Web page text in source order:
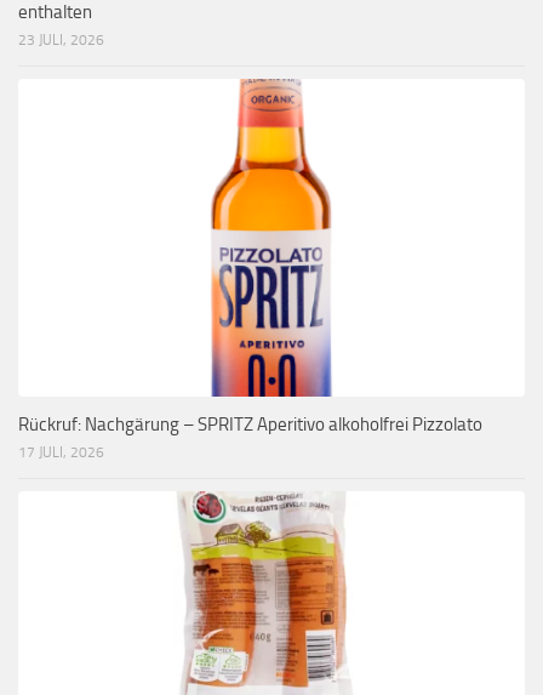
enthalten
23 JULI, 2026
Rückruf: Nachgärung – SPRITZ Aperitivo alkoholfrei Pizzolato
17 JULI, 2026